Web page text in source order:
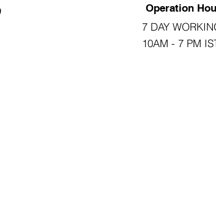
Operation
7 DAY
10AM - 7 PM